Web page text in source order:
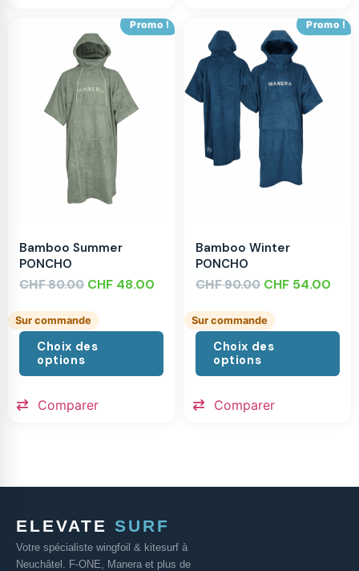
Promo !
Bamboo Summer
PONCHO
CHF80.00 CHF 48.00
Sur commande
Choix des
options
Comparer
Promo !
Bamboo Winter
PONCHO
CHF90.00 CHF 54.00
Sur commande
Choix des
options
Comparer
ELEVATE SURF
Votre spécialiste wingfoil & kitesurf à
Neuchâtel. F-ONE, Manera et plus de